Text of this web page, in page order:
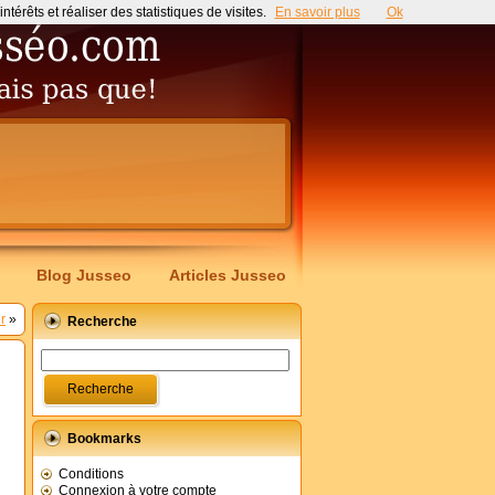
Blog Jusseo Articles Jusseo
» Recherche
Bookmarks
Conditions
Connexion à votre compte
et réaliser des statistiques de visites. En savoir plus Ok